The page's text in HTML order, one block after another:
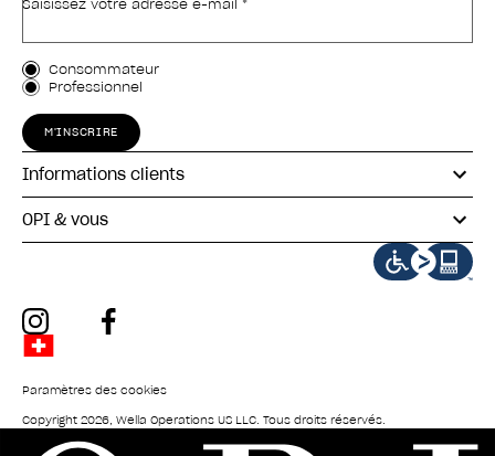
Saisissez votre adresse e-mail *
Type de client
Consommateur
Professionnel
M'INSCRIRE
Informations clients
OPI & vous
instagram
Paramètres des cookies
Copyright 2026, Wella Operations US LLC. Tous droits réservés.